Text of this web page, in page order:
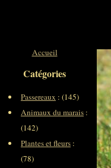
Accueil
Catégories
Passereaux : (145)
Animaux du marais :
(142)
Plantes et fleurs :
(78)